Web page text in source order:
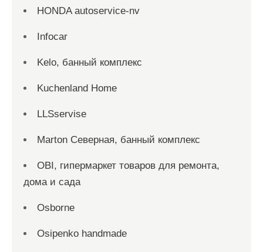
HONDA autoservice-nv
Infocar
Kelo, банный комплекс
Kuchenland Home
LLSservise
Marton Северная, банный комплекс
OBI, гипермаркет товаров для ремонта,
дома и сада
Osborne
Osipenko handmade